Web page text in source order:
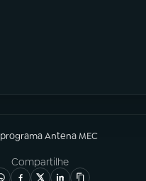
Antena MEC
Compartilhe